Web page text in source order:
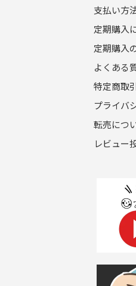
支払い方
定期購入
定期購入
よくある
特定商取
プライバ
転売につ
レビュー